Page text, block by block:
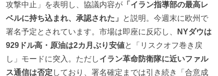
攻撃中止」を表明し、協議内容が 「イラン指導部の最高レ
ベルに持ち込まれ、承認された」
と説明。今週末に欧州で
署名予定とされています。市場は即座に反応し、
NYダウは
929ドル高・原油は2カ月ぶり安値と「リスクオフ巻き戻
し」モードに突入。ただしイラン革命防衛隊に近いファル
ス通信は否定 しており、署名確定までは引き続き「合意成